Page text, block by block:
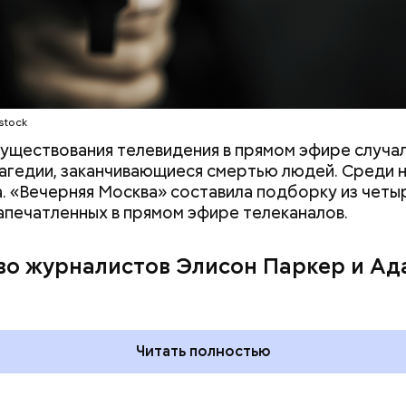
пряника и
какие
в России
День шевеления пальцами ног
и Международный день
праздники отмечают в
и мире 6 августа
телевидения в прямом эфире
заканчивающиеся смертью людей. Среди
«Вечерняя Москва» составила подборку из
в прямом эфире телеканалов.
журналистов Элисон Паркер и
скриншот
Читать полностью